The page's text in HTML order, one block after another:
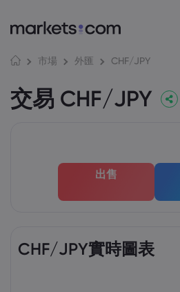
市場 外匯 CHF/JPY
交易 CHF/JPY
出售
CHF/JPY實時圖表